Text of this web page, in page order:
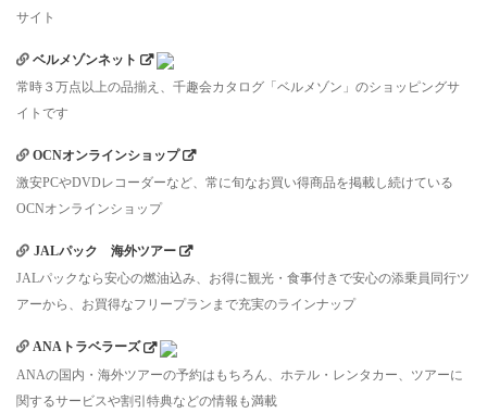
サイト
ベルメゾンネット
常時３万点以上の品揃え、千趣会カタログ「ベルメゾン」のショッピングサ
イトです
OCNオンラインショップ
激安PCやDVDレコーダーなど、常に旬なお買い得商品を掲載し続けている
OCNオンラインショップ
JALパック 海外ツアー
JALパックなら安心の燃油込み、お得に観光・食事付きで安心の添乗員同行ツ
アーから、お買得なフリープランまで充実のラインナップ
ANAトラベラーズ
ANAの国内・海外ツアーの予約はもちろん、ホテル・レンタカー、ツアーに
関するサービスや割引特典などの情報も満載